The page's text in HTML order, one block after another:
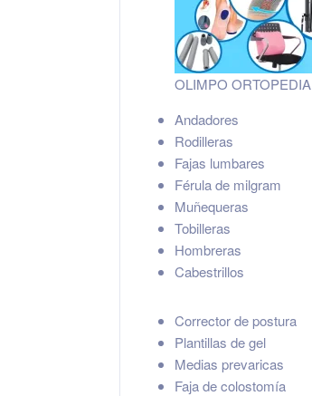
OLIMPO ORTOPEDIA
Andadores
Rodilleras
Fajas lumbares
Férula de milgram
Muñequeras
Tobilleras
Hombreras
Cabestrillos
Corrector de postura
Plantillas de gel
Medias prevaricas
Faja de colostomía